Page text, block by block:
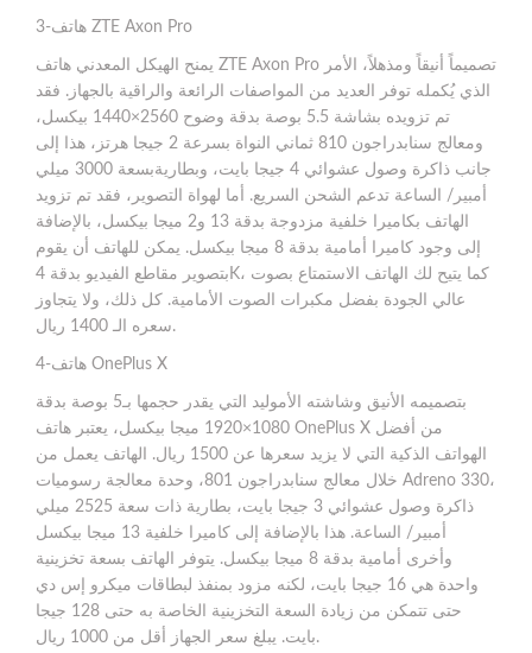
3-هاتف ZTE Axon Pro
يمنح الهيكل المعدني هاتف ZTE Axon Pro تصميماً أنيقاً ومذهلاً، الأمر
الذي يُكمله توفر العديد من المواصفات الرائعة والراقية بالجهاز. فقد
تم تزويده بشاشة 5.5 بوصة بدقة وضوح 2560×1440 بيكسل،
ومعالج سنابدراجون 810 ثماني النواة بسرعة 2 جيجا هرتز، هذا إلى
جانب ذاكرة وصول عشوائي 4 جيجا بايت، وبطاريةبسعة 3000 ميلي
أمبير/ الساعة تدعم الشحن السريع. أما لهواة التصوير، فقد تم تزويد
الهاتف بكاميرا خلفية مزدوجة بدقة 13 و2 ميجا بيكسل، بالإضافة
إلى وجود كاميرا أمامية بدقة 8 ميجا بيكسل. يمكن للهاتف أن يقوم
بتصوير مقاطع الفيديو بدقة 4K، كما يتيح لك الهاتف الاستمتاع بصوت
عالي الجودة بفضل مكبرات الصوت الأمامية. كل ذلك، ولا يتجاوز
سعره الـ 1400 ريال.
4-هاتف OnePlus X
بتصميمه الأنيق وشاشته الأموليد التي يقدر حجمها بـ5 بوصة بدقة
1080×1920 ميجا بيكسل، يعتبر هاتف OnePlus X من أفضل
الهواتف الذكية التي لا يزيد سعرها عن 1500 ريال. الهاتف يعمل من
خلال معالج سنابدراجون 801، وحدة معالجة رسوميات Adreno 330،
ذاكرة وصول عشوائي 3 جيجا بايت، بطارية ذات سعة 2525 ميلي
أمبير/ الساعة. هذا بالإضافة إلى كاميرا خلفية 13 ميجا بيكسل
وأخرى أمامية بدقة 8 ميجا بيكسل. يتوفر الهاتف بسعة تخزينية
واحدة هي 16 جيجا بايت، لكنه مزود بمنفذ لبطاقات ميكرو إس دي
حتى تتمكن من زيادة السعة التخزينية الخاصة به حتى 128 جيجا
بايت. يبلغ سعر الجهاز أقل من 1000 ريال.